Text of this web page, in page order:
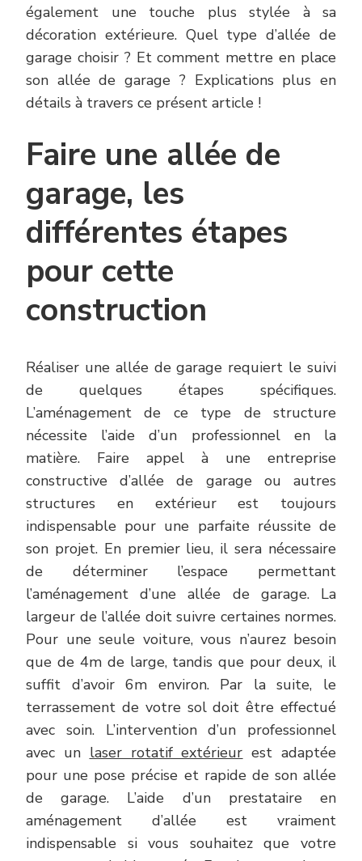
également une touche plus stylée à sa
décoration extérieure. Quel type d’allée de
garage choisir ? Et comment mettre en place
son allée de garage ? Explications plus en
détails à travers ce présent article !
Faire une allée de
garage, les
différentes étapes
pour cette
construction
Réaliser une allée de garage requiert le suivi
de quelques étapes spécifiques.
L’aménagement de ce type de structure
nécessite l’aide d’un professionnel en la
matière. Faire appel à une entreprise
constructive d’allée de garage ou autres
structures en extérieur est toujours
indispensable pour une parfaite réussite de
son projet. En premier lieu, il sera nécessaire
de déterminer l’espace permettant
l’aménagement d’une allée de garage. La
largeur de l’allée doit suivre certaines normes.
Pour une seule voiture, vous n’aurez besoin
que de 4m de large, tandis que pour deux, il
suffit d’avoir 6m environ. Par la suite, le
terrassement de votre sol doit être effectué
avec soin. L’intervention d’un professionnel
avec un laser rotatif extérieur est adaptée
pour une pose précise et rapide de son allée
de garage. L’aide d’un prestataire en
aménagement d’allée est vraiment
indispensable si vous souhaitez que votre